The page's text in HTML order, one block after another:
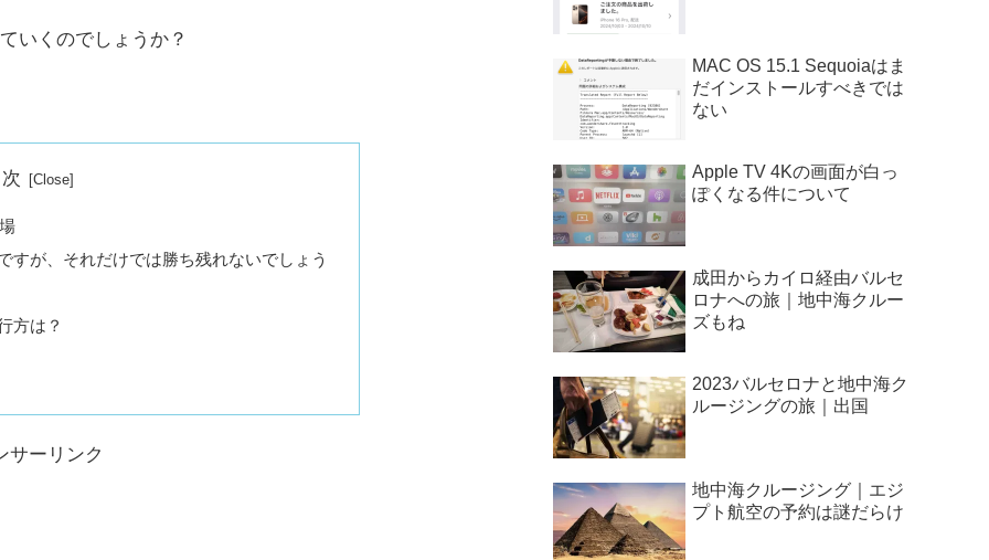
いくのでしょうか？
すが、それだけでは勝ち残れないでしょう
方は？
サーリンク
MAC OS 15.1 Sequoiaはま
だインストールすべきでは
ない
Apple TV 4Kの画面が白っ
ぽくなる件について
成田からカイロ経由バルセ
ロナへの旅｜地中海クルー
ズもね
2023バルセロナと地中海ク
ルージングの旅｜出国
地中海クルージング｜エジ
プト航空の予約は謎だらけ